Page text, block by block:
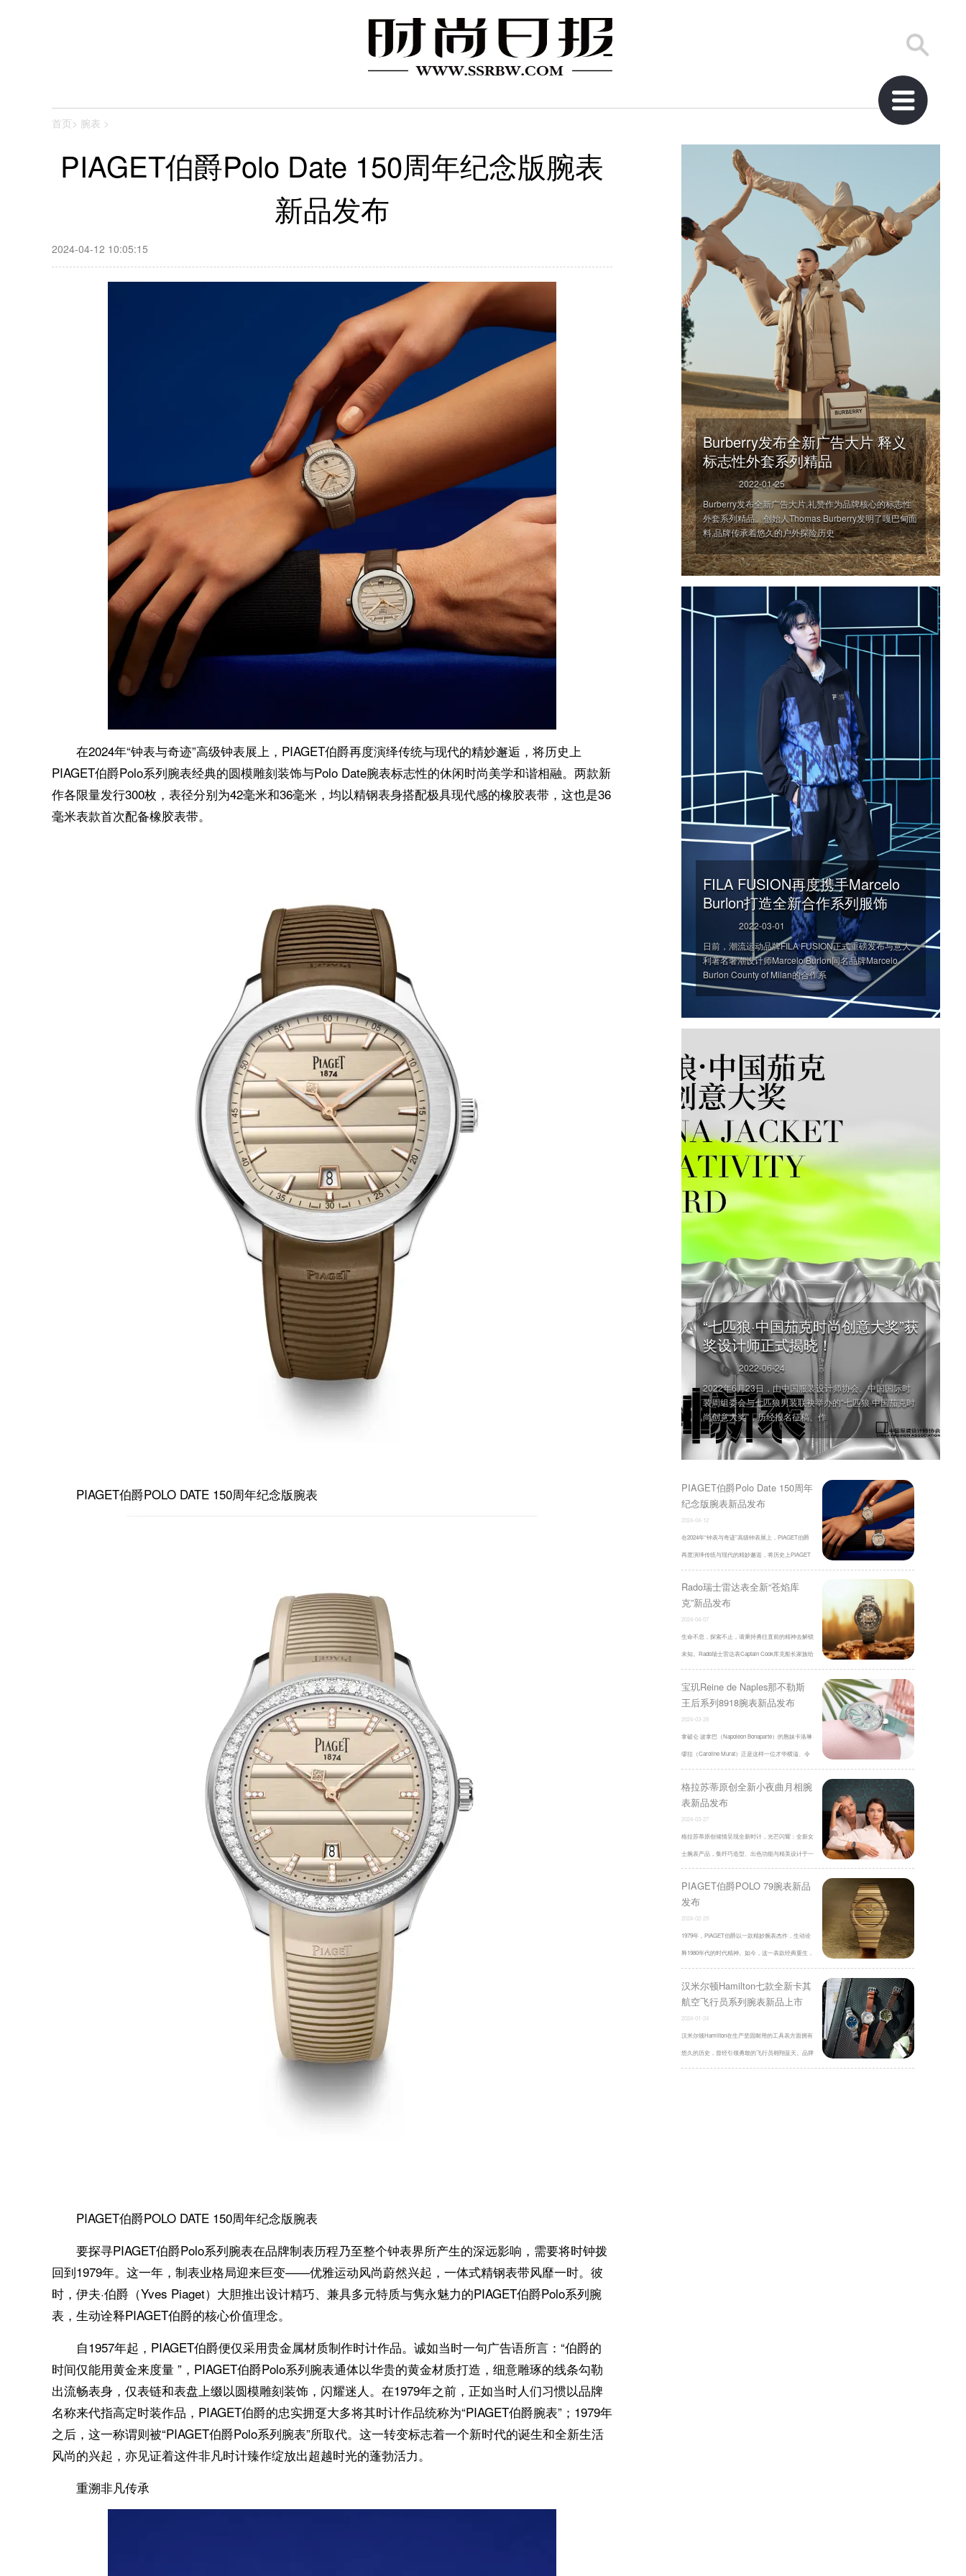
首页> 腕表 >
PIAGET伯爵Polo Date 150周年纪念版腕表
新品发布
2024-04-12 10:05:15
在2024年“钟表与奇迹”高级钟表展上，PIAGET伯爵再度演绎传统与现代的精妙邂逅，将历史上
PIAGET伯爵Polo系列腕表经典的圆模雕刻装饰与Polo Date腕表标志性的休闲时尚美学和谐相融。两款新
作各限量发行300枚，表径分别为42毫米和36毫米，均以精钢表身搭配极具现代感的橡胶表带，这也是36
毫米表款首次配备橡胶表带。
PIAGET伯爵POLO DATE 150周年纪念版腕表
PIAGET伯爵POLO DATE 150周年纪念版腕表
要探寻PIAGET伯爵Polo系列腕表在品牌制表历程乃至整个钟表界所产生的深远影响，需要将时钟拨
回到1979年。这一年，制表业格局迎来巨变——优雅运动风尚蔚然兴起，一体式精钢表带风靡一时。彼
时，伊夫·伯爵（Yves Piaget）大胆推出设计精巧、兼具多元特质与隽永魅力的PIAGET伯爵Polo系列腕
表，生动诠释PIAGET伯爵的核心价值理念。
自1957年起，PIAGET伯爵便仅采用贵金属材质制作时计作品。诚如当时一句广告语所言：“伯爵的
时间仅能用黄金来度量 ”，PIAGET伯爵Polo系列腕表通体以华贵的黄金材质打造，细意雕琢的线条勾勒
出流畅表身，仅表链和表盘上缀以圆模雕刻装饰，闪耀迷人。在1979年之前，正如当时人们习惯以品牌
名称来代指高定时装作品，PIAGET伯爵的忠实拥趸大多将其时计作品统称为“PIAGET伯爵腕表”；1979年
之后，这一称谓则被“PIAGET伯爵Polo系列腕表”所取代。这一转变标志着一个新时代的诞生和全新生活
风尚的兴起，亦见证着这件非凡时计臻作绽放出超越时光的蓬勃活力。
重溯非凡传承
'
Burberry发布全新广告大片 释义
标志性外套系列精品
2022-01-25
Burberry发布全新广告大片,礼赞作为品牌核心的标志性
外套系列精品。创始人Thomas Burberry发明了嘎巴甸面
料,品牌传承着悠久的户外探险历史
'
FILA FUSION再度携手Marcelo
Burlon打造全新合作系列服饰
2022-03-01
日前，潮流运动品牌FILA FUSION正式重磅发布与意大
利著名奢潮设计师Marcelo Burlon同名品牌Marcelo
Burlon County of Milan的合作系
“七匹狼·中国茄克时尚创意大奖”获
奖设计师正式揭晓！
2022-06-24
2022年6月23日，由中国服装设计师协会、中国国际时
装周组委会与七匹狼男装联袂举办的“七匹狼·中国茄克时
尚创意大奖”，历经报名征稿、作
PIAGET伯爵Polo Date 150周年
纪念版腕表新品发布
2024-04-12
在2024年“钟表与奇迹”高级钟表展上，PIAGET伯爵
再度演绎传统与现代的精妙邂逅，将历史上PIAGET
伯爵Polo系列腕表经典的圆模雕刻装饰与Polo ...
Rado瑞士雷达表全新“苍焰库
克”新品发布
2024-04-07
生命不息，探索不止，请秉持勇往直前的精神去解锁
未知。Rado瑞士雷达表Captain Cook库克船长家族给
予探险者无限勇气，以永不磨灭的探险精 ...
宝玑Reine de Naples那不勒斯
王后系列8918腕表新品发布
2024-03-28
拿破仑·波拿巴（Napoleon Bonaparte）的胞妹卡洛琳·
缪拉（Caroline Murat）正是这样一位才华横溢、令
人仰慕的人物。她聪颖睿智、文学修 ...
格拉苏蒂原创全新小夜曲月相腕
表新品发布
2024-03-27
格拉苏蒂原创倾情呈现全新时计，光芒闪耀：全新女
士腕表产品，集纤巧造型、出色功能与精美设计于一
体，魅力难挡。Serenade Luna 小夜曲月 ...
PIAGET伯爵POLO 79腕表新品
发布
2024-02-29
1979年，PIAGET伯爵以一款精妙腕表杰作，生动诠
释1980年代的时代精神。如今，这一表款经典重生，
献礼PIAGET伯爵150周年华诞。PIAGET伯爵一 ...
汉米尔顿Hamilton七款全新卡其
航空飞行员系列腕表新品上市
2024-01-24
汉米尔顿Hamilton在生产坚固耐用的工具表方面拥有
悠久的历史，曾经引领勇敢的飞行员翱翔蓝天。品牌
扩展广受欢迎的Khaki Aviation卡其航空 ...